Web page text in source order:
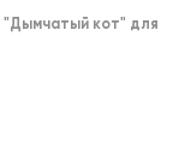
"Дымчатый кот" для